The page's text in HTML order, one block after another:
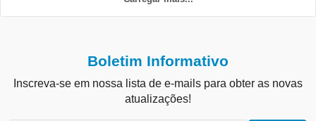
Boletim Informativo
Inscreva-se em nossa lista de e-mails para obter as novas
atualizações!